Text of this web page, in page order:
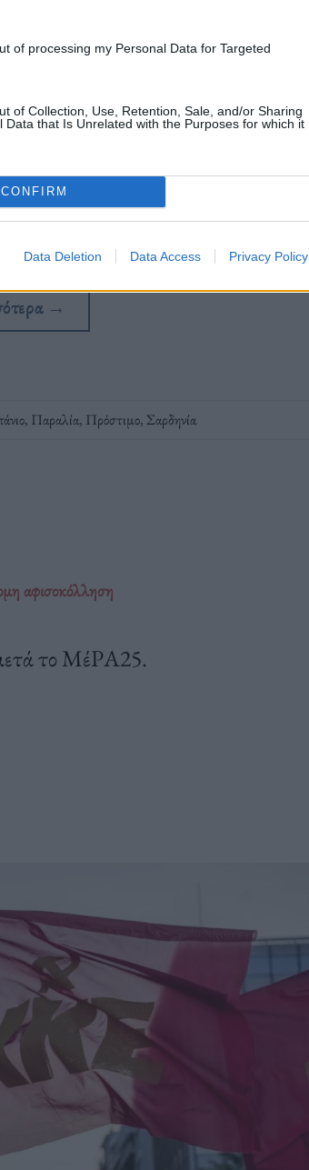
of processing my Personal Data for Targeted
of Collection, Use, Retention, Sale, and/or Sharing
Data that Is Unrelated with the Purposes for which it
CONFIRM
Data Deletion Data Access Privacy Policy
500 ευρώ. Πήρες άμμο
→
, Παραλία, Πρόστιμο, Σαρδηνία
αφισοκόλληση
το ΜέΡΑ25.